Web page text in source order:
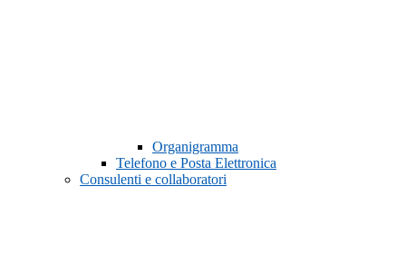
Organigramma
Telefono e Posta Elettronica
Consulenti e collaboratori